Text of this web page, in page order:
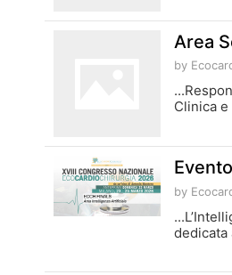
Area
by
Clinica
by
dedicata